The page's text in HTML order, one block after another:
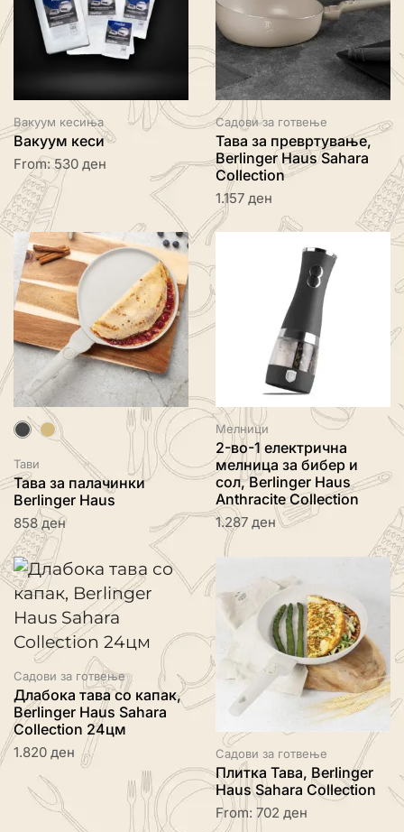
Вакуум кесиња
Вакуум кеси
From:530 ден
Садови за готвење
Тава за превртување,
Berlinger Haus Sahara
Collection
1.157 ден
Тави
Тава за палачинки
Berlinger Haus
858ден
Мелници
2-во-1 електрична
мелница за бибер и
сол, Berlinger Haus
Anthracite Collection
1.287 ден
Садови за готвење
Длабока тава со капак,
Berlinger Haus Sahara
Collection 24цм
1.820 ден Садови за готвење
Плитка Тава, Berlinger
Haus Sahara Collection
From: 702 ден